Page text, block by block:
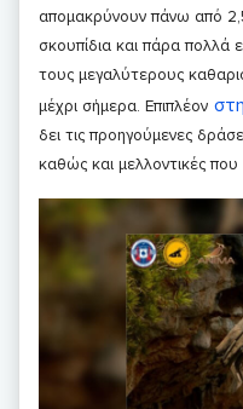
απομακρύνουν πάνω από
σκουπίδια και πάρα πολλά
τους μεγαλύτερους
μέχρι σήμερα. Επιπλέον
δει τις προηγούμενες
καθώς και μελλοντικές